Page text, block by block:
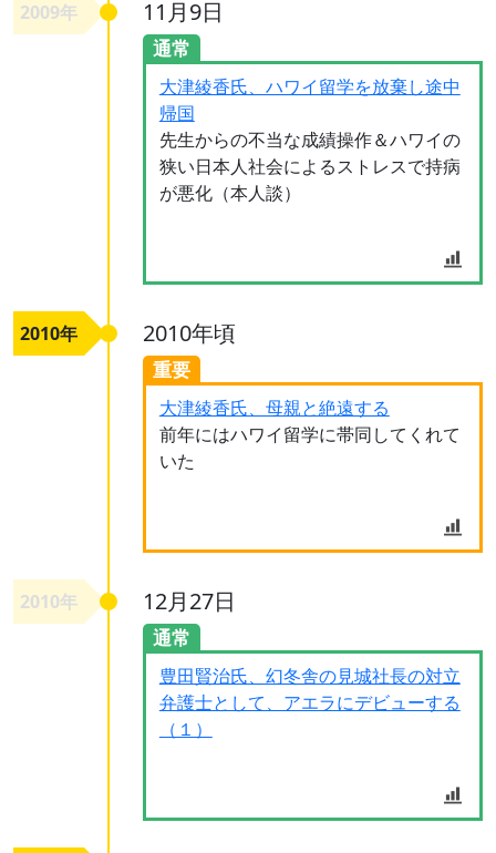
2009年 11月9日
通常
大津綾香氏、ハワイ留学を放棄し途中
帰国
先生からの不当な成績操作＆ハワイの
狭い日本人社会によるストレスで持病
が悪化（本人談）
2010年 2010年頃
重要
大津綾香氏、母親と絶遠する
前年にはハワイ留学に帯同してくれて
いた
2010年 12月27日
通常
豊田賢治氏、幻冬舎の見城社長の対立
弁護士として、アエラにデビューする
（１）